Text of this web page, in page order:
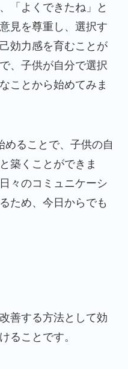
「よくできたね」と
見を尊重し、選択す
効力感を育むことが
、子供が自分で選択
ことから始めてみま
めることで、子供の自
築くことができま
々のコミュニケーシ
ため、今日からでも
善する方法として効
ることです。